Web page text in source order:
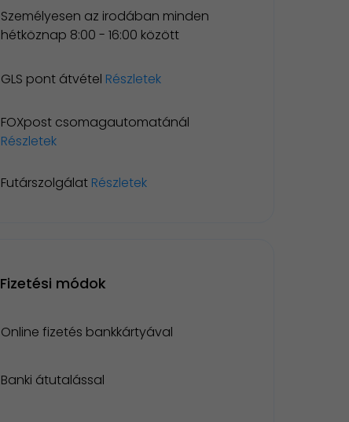
Személyesen az irodában minden
hétköznap 8:00 - 16:00 között
GLS pont átvétel Részletek
FOXpost csomagautomatánál
Részletek
Futárszolgálat Részletek
Fizetési módok
Online fizetés bankkártyával
Banki átutalással